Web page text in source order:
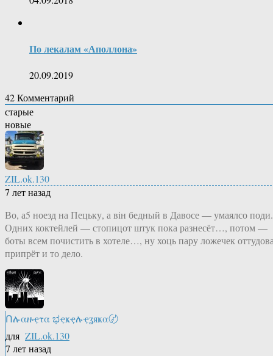
По лекалам «Аполлона»
20.09.2019
42Комментарий
старые
новые
ZIL.ok.130
7 лет назад
Во, а5 ноезд на Пецьку, а вiн бедный в Давосе — умаялсо поди.
Одних коктейлей — стопицот штук пока разнесёт…, потом —
боты всем почистить в хотеле…, ну хоць пару ложечек
припрёт и то дело.
Ոሉαዙҿτα ಭҿҝҿሉҿʓяҝα〄
для ZIL.ok.130
7 лет назад